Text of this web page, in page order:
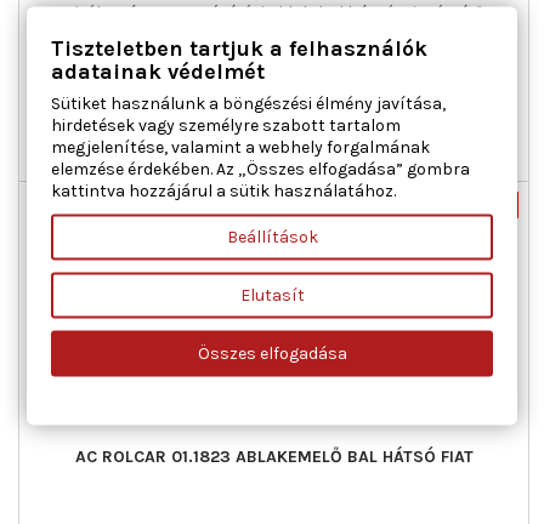
Ajtók száma : 5, Beépítési oldal : bal hátsó, Kiegészítő
cikk/kiegészítő info : Villanymotor nélkül, Működési mód :
elektromos, Páros cikkszám : 350103161800
Ár
41 587 Ft
ár
 Kosárba Bővebben
 Nincs-készleten
Akciós!
AC ROLCAR 01.1823 ABLAKEMELŐ BAL HÁTSÓ FIAT
Tiszteletben tartjuk a felhasználók
adatainak védelmét
Sütiket használunk a böngészési élmény javítása,
hirdetések vagy személyre szabott tartalom
megjelenítése, valamint a webhely forgalmának
elemzése érdekében. Az „Összes elfogadása” gombra
kattintva hozzájárul a sütik használatához.
Beállítások
Elutasít
Összes elfogadása